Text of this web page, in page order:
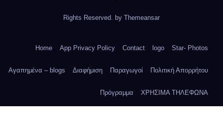
Rights Reserved. by Themeansar
Home App Privacy Policy Contact logo Star- Photos
Αγαπημένα – blogs Διαφήμιση Παραγωγοί Πολιτική Απορρήτου
Πρόγραμμα ΧΡΗΣΙΜΑ ΤΗΛΕΦΩΝΑ